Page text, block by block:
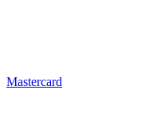
Mastercard